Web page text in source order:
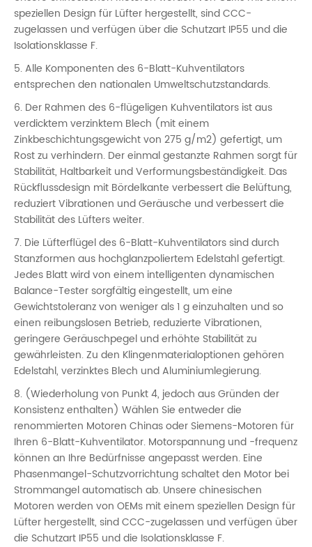
speziellen Design für Lüfter hergestellt, sind CCC-
zugelassen und verfügen über die Schutzart IP55 und die
Isolationsklasse F.
5. Alle Komponenten des 6-Blatt-Kuhventilators
entsprechen den nationalen Umweltschutzstandards.
6. Der Rahmen des 6-flügeligen Kuhventilators ist aus
verdicktem verzinktem Blech (mit einem
Zinkbeschichtungsgewicht von 275 g/m2) gefertigt, um
Rost zu verhindern. Der einmal gestanzte Rahmen sorgt für
Stabilität, Haltbarkeit und Verformungsbeständigkeit. Das
Rückflussdesign mit Bördelkante verbessert die Belüftung,
reduziert Vibrationen und Geräusche und verbessert die
Stabilität des Lüfters weiter.
7. Die Lüfterflügel des 6-Blatt-Kuhventilators sind durch
Stanzformen aus hochglanzpoliertem Edelstahl gefertigt.
Jedes Blatt wird von einem intelligenten dynamischen
Balance-Tester sorgfältig eingestellt, um eine
Gewichtstoleranz von weniger als 1 g einzuhalten und so
einen reibungslosen Betrieb, reduzierte Vibrationen,
geringere Geräuschpegel und erhöhte Stabilität zu
gewährleisten. Zu den Klingenmaterialoptionen gehören
Edelstahl, verzinktes Blech und Aluminiumlegierung.
8. (Wiederholung von Punkt 4, jedoch aus Gründen der
Konsistenz enthalten) Wählen Sie entweder die
renommierten Motoren Chinas oder Siemens-Motoren für
Ihren 6-Blatt-Kuhventilator. Motorspannung und -frequenz
können an Ihre Bedürfnisse angepasst werden. Eine
Phasenmangel-Schutzvorrichtung schaltet den Motor bei
Strommangel automatisch ab. Unsere chinesischen
Motoren werden von OEMs mit einem speziellen Design für
Lüfter hergestellt, sind CCC-zugelassen und verfügen über
die Schutzart IP55 und die Isolationsklasse F.